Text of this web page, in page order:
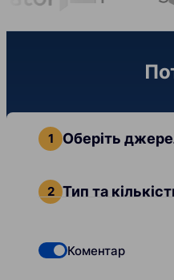
Оберіть
Тип та
Check if you want to
Коментар